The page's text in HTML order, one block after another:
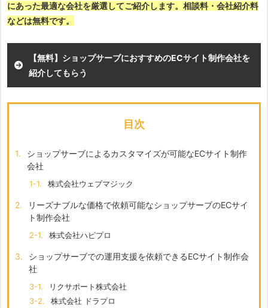
にあった最適な会社を厳選してご紹介します。相談料・会社紹介料
などは無料です。
【無料】ショップサーブにおすすめのECサイト制作会社を
紹介してもらう
目次
1.
ショップサーブによるカスタマイズが可能なECサイト制作
会社
1-1. 株式会社ウェブマジック
2.
リーズナブルな価格で依頼可能なショップサーブのECサイ
ト制作会社
2-1. 株式会社ハピプロ
3.
ショップサーブでの運用支援を依頼できるECサイト制作会
社
3-1.
リクサポート株式会社
3-2.
株式会社 ドラプロ